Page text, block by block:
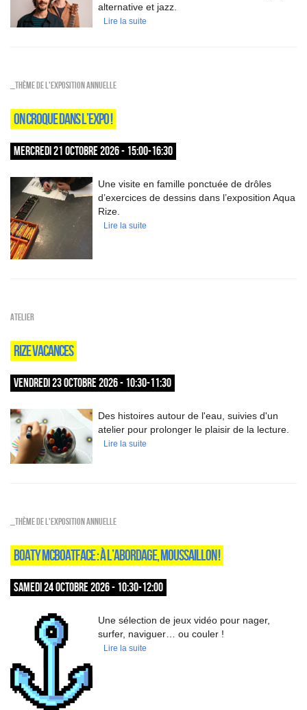
alternative et jazz.
Lire la suite
_Thème de l'exposition annuelle
ON CROQUE DANS L’EXPO !
MERCREDI 21 OCTOBRE 2026 - 15:00-16:30
Une visite en famille ponctuée de drôles
d’exercices de dessins dans l’exposition Aqua
Rize.
Lire la suite
Atelier
RIZE VACANCES
VENDREDI 23 OCTOBRE 2026 - 10:30-11:30
Des histoires autour de l'eau, suivies d'un
atelier pour prolonger le plaisir de la lecture.
Lire la suite
_Thème de l'exposition annuelle
BOATY MCBOATFACE : À L’ABORDAGE, MOUSSAILLON !
SAMEDI 24 OCTOBRE 2026 - 10:30-12:00
Une sélection de jeux vidéo pour nager,
surfer, naviguer… ou couler !
Lire la suite